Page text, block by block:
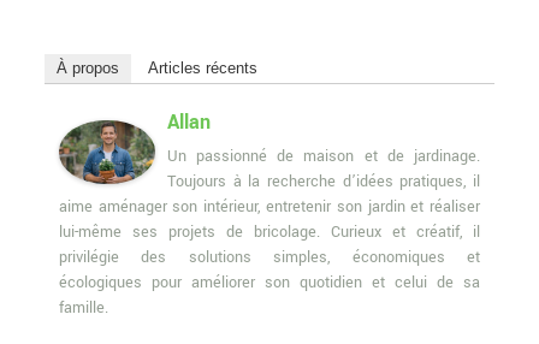
À propos Articles récents
Allan
Un passionné de maison et de jardinage.
Toujours à la recherche d’idées pratiques, il
aime aménager son intérieur, entretenir son jardin et réaliser
lui-même ses projets de bricolage. Curieux et créatif, il
privilégie des solutions simples, économiques et
écologiques pour améliorer son quotidien et celui de sa
famille.